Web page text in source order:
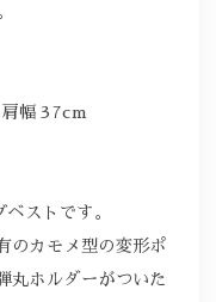
幅 37cm
ストです。
のカモメ型の変形ポ
丸ホルダーがついた